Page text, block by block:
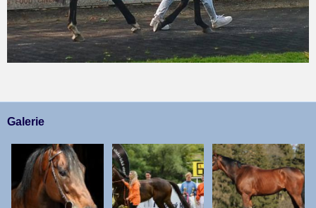
Galerie